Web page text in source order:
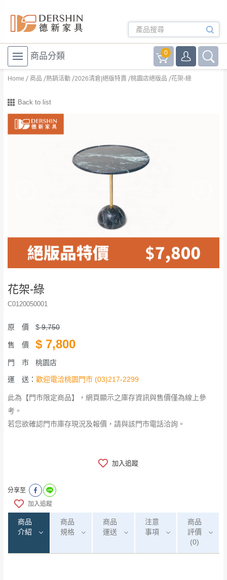
商品分類 0
Home 商品 熱銷活動 2026清倉|絕版特賣 桃園店絕版品 花架-綠
Back to list
花架-綠
C0120050001
原 價 $9,750
售 價 $ 7,800
門 市 桃園店
運 送： 歡迎電洽桃園門市 (03)217-2299
此為【門市限定商品】，網頁顯示之庫存資訊與售價僅為線上參
考。
若您欲確認門市庫存現況及報價，請與該門市電話洽詢。
加入追蹤
分享至
加入追蹤
商品
介紹
商品
規格
商品
運送
注意
事項
商品
評價
(0)